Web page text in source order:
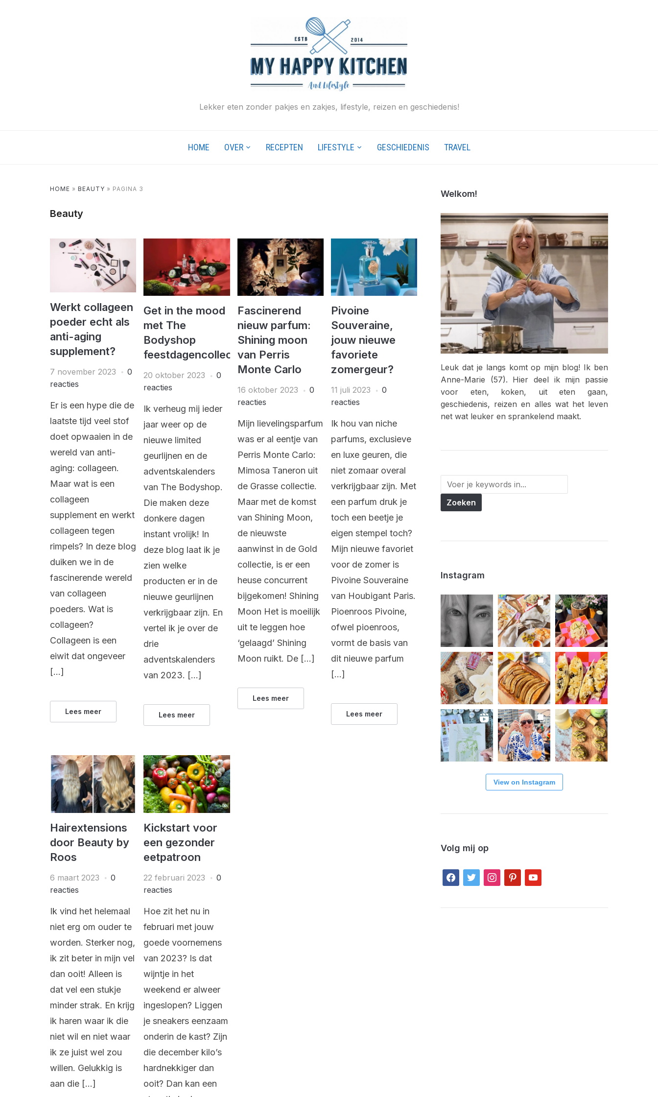
Lekker eten zonder pakjes en zakjes, lifestyle, reizen en geschiedenis!
HOME OVER RECEPTEN LIFESTYLE GESCHIEDENIS TRAVEL
HOME » BEAUTY » PAGINA 3
Beauty
Werkt collageen
poeder echt als
anti-aging
supplement?
7 november 2023
0
reacties
Er is een hype die de
laatste tijd veel stof
doet opwaaien in de
wereld van anti-
aging: collageen.
Maar wat is een
collageen
supplement en werkt
collageen tegen
rimpels? In deze blog
duiken we in de
fascinerende wereld
van collageen
poeders. Wat is
collageen?
Collageen is een
eiwit dat ongeveer
[…]
Lees meer
Get in the mood
met The
Bodyshop
feestdagencollectie!
20 oktober 2023
0
reacties
Ik verheug mij ieder
jaar weer op de
nieuwe limited
geurlijnen en de
adventskalenders
van The Bodyshop.
Die maken deze
donkere dagen
instant vrolijk! In
deze blog laat ik je
zien welke
producten er in de
nieuwe geurlijnen
verkrijgbaar zijn. En
vertel ik je over de
drie
adventskalenders
van 2023. […]
Lees meer
Fascinerend
nieuw parfum:
Shining moon
van Perris
Monte Carlo
16 oktober 2023
0
reacties
Mijn lievelingsparfum
was er al eentje van
Perris Monte Carlo:
Mimosa Taneron uit
de Grasse collectie.
Maar met de komst
van Shining Moon,
de nieuwste
aanwinst in de Gold
collectie, is er een
heuse concurrent
bijgekomen! Shining
Moon Het is moeilijk
uit te leggen hoe
‘gelaagd’ Shining
Moon ruikt. De […]
Lees meer
Pivoine
Souveraine,
jouw nieuwe
favoriete
zomergeur?
11 juli 2023
0
reacties
Ik hou van niche
parfums, exclusieve
en luxe geuren, die
niet zomaar overal
verkrijgbaar zijn. Met
een parfum druk je
toch een beetje je
eigen stempel toch?
Mijn nieuwe favoriet
voor de zomer is
Pivoine Souveraine
van Houbigant Paris.
Pioenroos Pivoine,
ofwel pioenroos,
vormt de basis van
dit nieuwe parfum
[…]
Lees meer
Hairextensions
door Beauty by
Roos
6 maart 2023
0
reacties
Ik vind het helemaal
niet erg om ouder te
worden. Sterker nog,
ik zit beter in mijn vel
dan ooit! Alleen is
dat vel een stukje
minder strak. En krijg
ik haren waar ik die
niet wil en niet waar
ik ze juist wel zou
willen. Gelukkig is
aan die […]
Kickstart voor
een gezonder
eetpatroon
22 februari 2023
0
reacties
Hoe zit het nu in
februari met jouw
goede voornemens
van 2023? Is dat
wijntje in het
weekend er alweer
ingeslopen? Liggen
je sneakers eenzaam
onderin de kast? Zijn
die december kilo’s
hardnekkiger dan
ooit? Dan kan een
Welkom!
Leuk dat je langs komt op mijn blog! Ik ben
Anne-Marie (57). Hier deel ik mijn passie
voor eten, koken, uit eten gaan,
geschiedenis, reizen en alles wat het leven
net wat leuker en sprankelend maakt.
Instagram
View on Instagram
Volg mij op
facebook
twitter instagrampinterestyoutube